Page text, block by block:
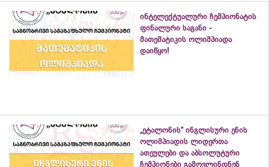
ინტელექტუალური ჩემპიონატის
ფინალური საგანი -
მათემატიკის ოლიმპიადა
დაიწყო!
„ეტალონის“ ინგლისური ენის
ოლიმპიადის ლიდერთა
ათეულები და აბსოლუტური
ჩემპიონები გამოვლინდნენ